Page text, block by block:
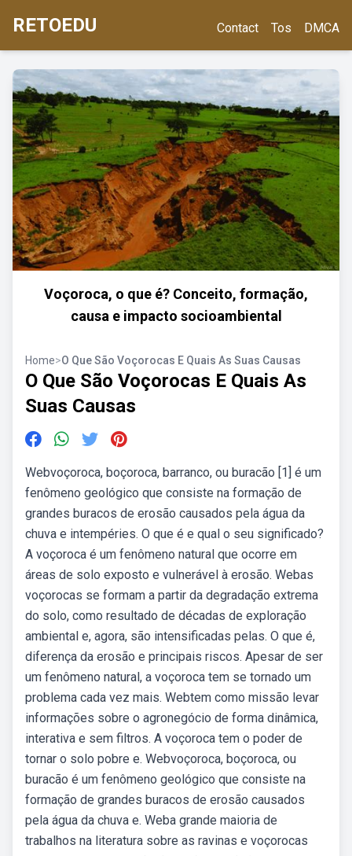
RETOEDU Contact Tos DMCA
Voçoroca, o que é? Conceito, formação,
causa e impacto socioambiental
Home>O Que São Voçorocas E Quais As Suas Causas
O Que São Voçorocas E Quais As
Suas Causas
Webvoçoroca, boçoroca, barranco, ou buracão [1] é um
fenômeno geológico que consiste na formação de
grandes buracos de erosão causados pela água da
chuva e intempéries. O que é e qual o seu significado?
A voçoroca é um fenômeno natural que ocorre em
áreas de solo exposto e vulnerável à erosão. Webas
voçorocas se formam a partir da degradação extrema
do solo, como resultado de décadas de exploração
ambiental e, agora, são intensificadas pelas. O que é,
diferença da erosão e principais riscos. Apesar de ser
um fenômeno natural, a voçoroca tem se tornado um
problema cada vez mais. Webtem como missão levar
informações sobre o agronegócio de forma dinâmica,
interativa e sem filtros. A voçoroca tem o poder de
tornar o solo pobre e. Webvoçoroca, boçoroca, ou
buracão é um fenômeno geológico que consiste na
formação de grandes buracos de erosão causados
pela água da chuva e. Weba grande maioria de
trabalhos na literatura sobre as ravinas e voçorocas